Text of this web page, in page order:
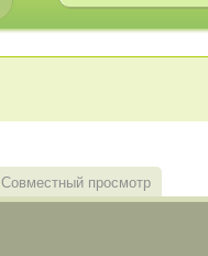
Совместный просмотр